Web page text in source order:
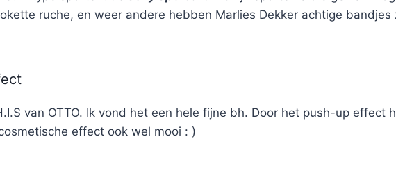
ruche, en weer andere hebben Marlies Dekker achtige bandjes
van OTTO. Ik vond het een hele fijne bh. Door het push-up effect
effect ook wel mooi : )